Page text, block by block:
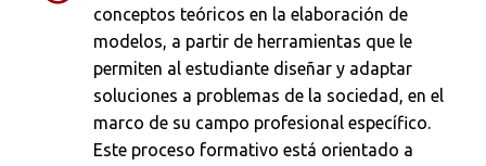
conceptos teóricos en la elaboración de
modelos, a partir de herramientas que le
permiten al estudiante diseñar y adaptar
soluciones a problemas de la sociedad, en el
marco de su campo profesional específico.
Este proceso formativo está orientado a
Busca en la escuela